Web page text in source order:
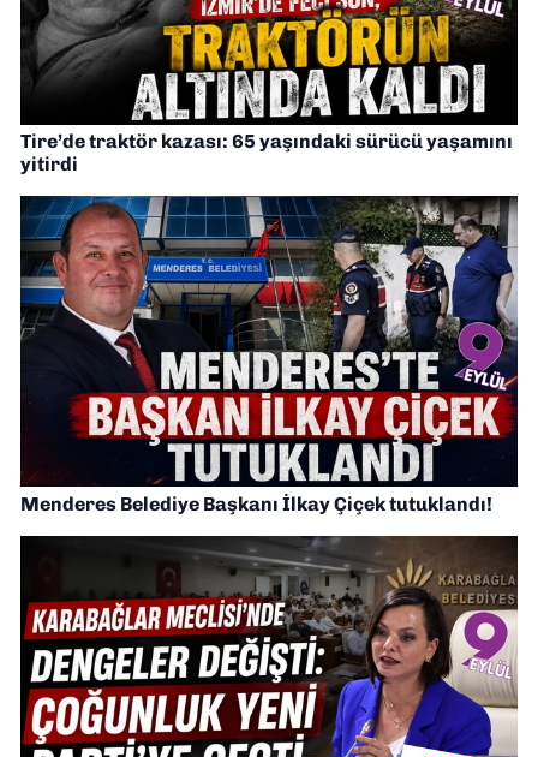
Tire’de traktör kazası: 65 yaşındaki sürücü yaşamını
yitirdi
Menderes Belediye Başkanı İlkay Çiçek tutuklandı!